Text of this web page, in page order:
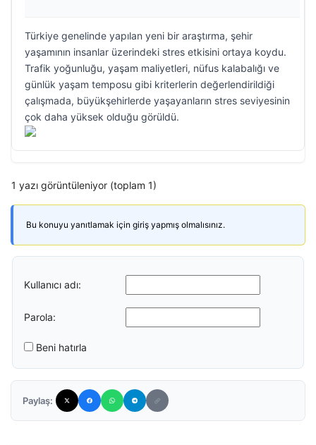
Türkiye genelinde yapılan yeni bir araştırma, şehir
yaşamının insanlar üzerindeki stres etkisini ortaya koydu.
Trafik yoğunluğu, yaşam maliyetleri, nüfus kalabalığı ve
günlük yaşam temposu gibi kriterlerin değerlendirildiği
çalışmada, büyükşehirlerde yaşayanların stres seviyesinin
çok daha yüksek olduğu görüldü.
1 yazı görüntüleniyor (toplam 1)
Bu konuyu yanıtlamak için giriş yapmış olmalısınız.
Kullanıcı adı:
Parola:
Beni hatırla
Paylaş: